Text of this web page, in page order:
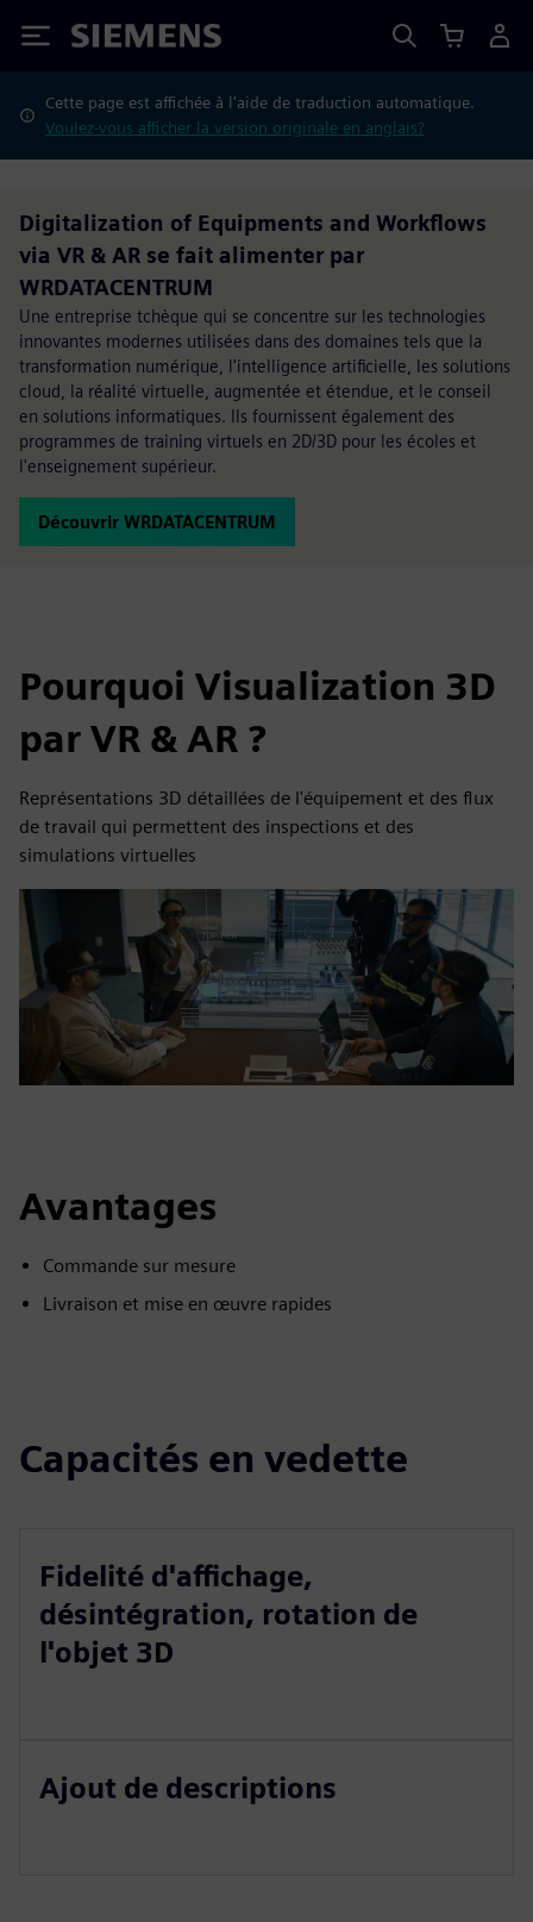
Siemens
Cette page est affichée à l'aide de traduction automatique.
Voulez-vous afficher la version originale en anglais?
Digitalization of Equipments and Workflows
via VR & AR se fait alimenter par
WRDATACENTRUM
Une entreprise tchèque qui se concentre sur les technologies
innovantes modernes utilisées dans des domaines tels que la
transformation numérique, l'intelligence artificielle, les solutions
cloud, la réalité virtuelle, augmentée et étendue, et le conseil
en solutions informatiques. Ils fournissent également des
programmes de training virtuels en 2D/3D pour les écoles et
l'enseignement supérieur.
Découvrir WRDATACENTRUM
Pourquoi Visualization 3D
par VR & AR ?
Représentations 3D détaillées de l'équipement et des flux
de travail qui permettent des inspections et des
simulations virtuelles
Avantages
Commande sur mesure
Livraison et mise en œuvre rapides
Capacités en vedette
Fidelité d'affichage,
désintégration, rotation de
l'objet 3D
Ajout de descriptions